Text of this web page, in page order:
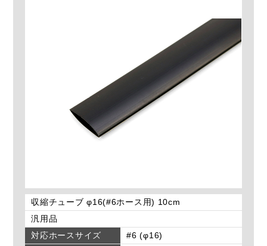
収縮チューブ φ16(#6ホース用) 10cm
汎用品
対応ホースサイズ
#6 (φ16)